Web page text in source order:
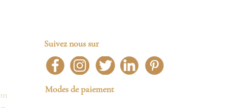
Suivez nous sur
Modes de paiement